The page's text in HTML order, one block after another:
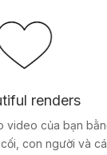
renders
video của bạn
con người và